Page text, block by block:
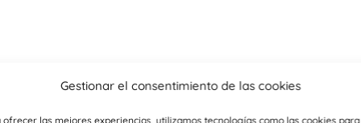
Gestionar el consentimiento de las cookies
ofrecer las mejores experiencias, utilizamos tecnologías como las cookies para